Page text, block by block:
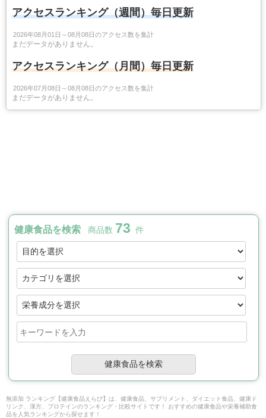
アクセスランキング（週間）毎日更新
2026年08月01日～08月08日のアクセス数を集計
まだデータがありません。
アクセスランキング（月間）毎日更新
2026年07月08日～08月08日のアクセス数を集計
まだデータがありません。
健康食品を検索 商品数 73 件
無添加 ランキング【健康食品えらび】は、健康食品、サプリメント、ダイエット食品、健康ド
リンク、漢方、プロテインのランキング・比較サイトです！ おすすめの健康食品や栄養補助食
品を人気ランキングから探せます！